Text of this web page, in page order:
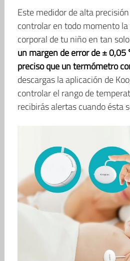
Este medidor de alta
controlar en todo momento
corporal de tu niño en tan
un margen de error de ±
preciso que un termómetro
descargas la aplicación de
controlar el rango de
recibirás alertas cuando ésta